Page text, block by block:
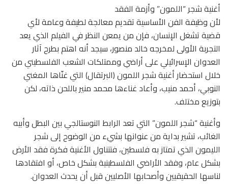
أغنية شجر “اللمون” وأزمة الفقد
لأن وظيفة الفن الأساسية تقديم معالجة لطيفة وعامة لأي
قضية تشغل الإنسان، فإن من يمعن النظر في الفيلم الذي يعد
التجربة الأولى لمخرجه خالد منصور، سيجد أنه اهتم بطرح آثار
العدوان الإسرائيلي على أراضي وممتلكات الشعب الفلسطيني من
خلال استحضار أغنية شجر اللمون (البرتقال) التي غنّاها المغني
النوبي، أحمد منيب، وأعاد غناءها محمد منير باللحن ذاته، لكن
بتوزيع مختلف.
وأغنية “شجر اللمون” التي تعد الرابط النوستالجي بين البطل وأبيه
الغائب، تشير بداية من عنوانها بشيء من الوضوح إلى شجر
الليمون الذي تمتاز به فلسطين، فتتناول الأغنية فكرة فقد الأرض
بشكل عام، وفقد الأراضي الفلسطينية بشكل خاص، أو افتقادها
لناسها الحقيقيين وأصحابها الأصليين قبل أن يحدث العدوان.